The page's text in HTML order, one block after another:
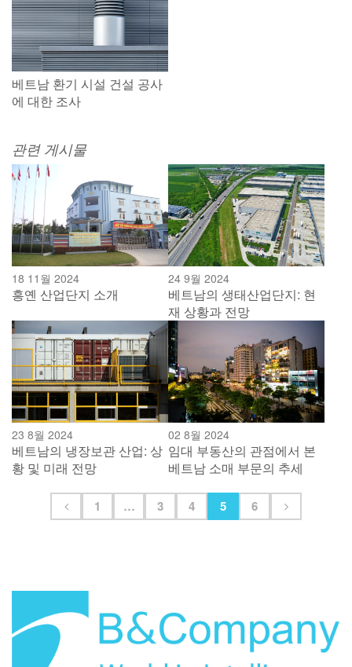
베트남 환기 시설 건설 공사
에 대한 조사
관련 게시물
18 11월 2024
흥옌 산업단지 소개
24 9월 2024
베트남의 생태산업단지: 현
재 상황과 전망
23 8월 2024
베트남의 냉장보관 산업: 상
황 및 미래 전망
02 8월 2024
임대 부동산의 관점에서 본
베트남 소매 부문의 추세
1 … 3 4 5 6